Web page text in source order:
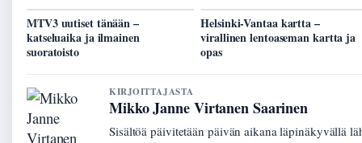
MTV3 uutiset tänään –
katseluaika ja ilmainen
suoratoisto
Helsinki-Vantaa kartta –
virallinen lentoaseman kartta ja
opas
KIRJOITTAJASTA
Mikko Janne Virtanen Saarinen
Sisältöä päivitetään päivän aikana läpinäkyvällä